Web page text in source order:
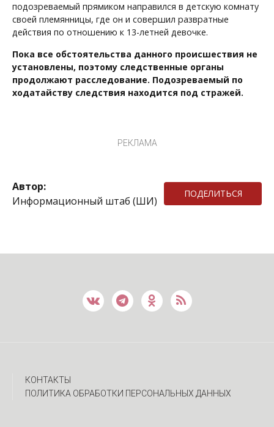
подозреваемый прямиком направился в детскую комнату
своей племянницы, где он и совершил развратные
действия по отношению к 13-летней девочке.
Пока все обстоятельства данного происшествия не
установлены, поэтому следственные органы
продолжают расследование. Подозреваемый по
ходатайству следствия находится под стражей.
РЕКЛАМА
Автор:
Информационный штаб (ШИ)
ПОДЕЛИТЬСЯ
КОНТАКТЫ
ПОЛИТИКА ОБРАБОТКИ ПЕРСОНАЛЬНЫХ ДАННЫХ